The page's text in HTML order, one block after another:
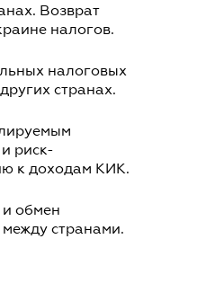
Возврат
налогов.
налоговых
странах.
риск-
к доходам КИК.
и обмен
странами.